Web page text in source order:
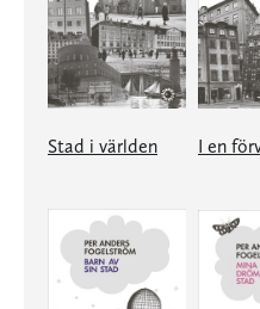
Stad i världen